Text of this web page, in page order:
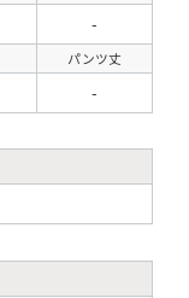
-
パンツ丈
-